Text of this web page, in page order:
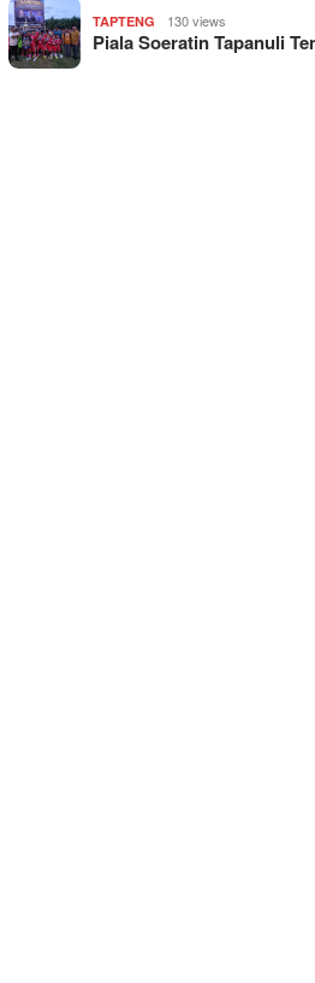
TAPTENG 130 views
Piala Soeratin Tapanuli